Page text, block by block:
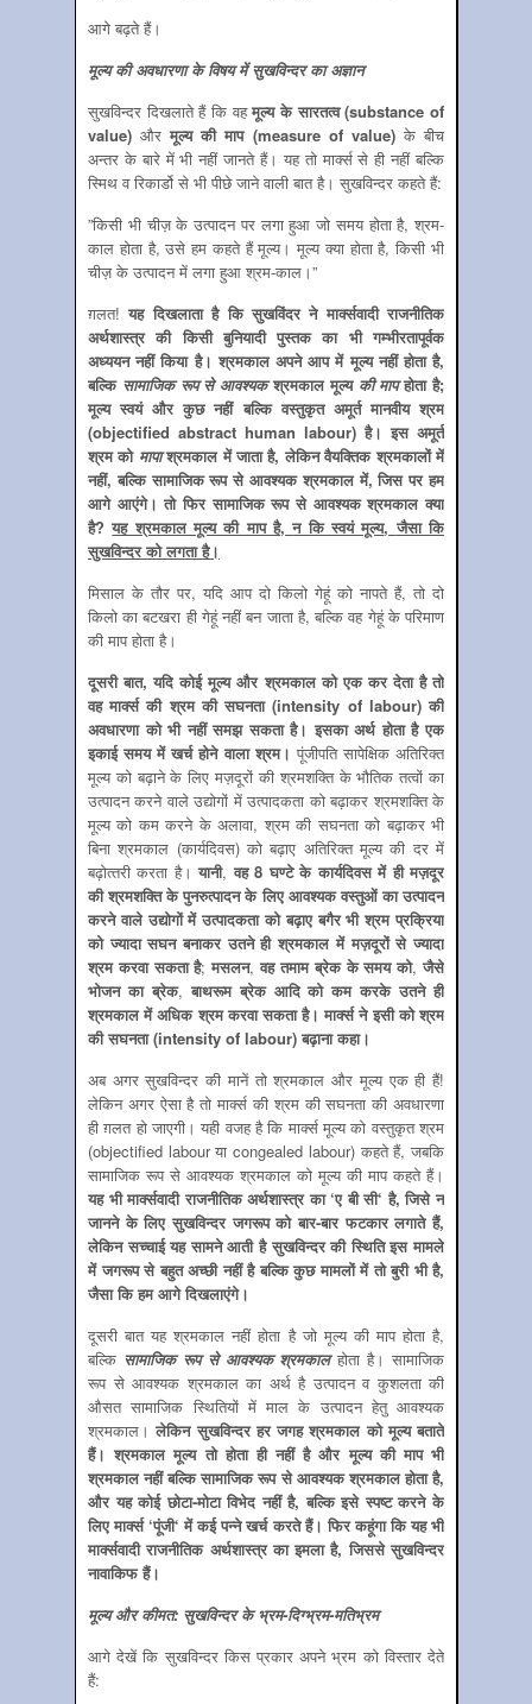
आगे बढ़ते हैं।
मूल्‍य की अवधारणा के विषय में सुखविन्‍दर का अज्ञान
सुखविन्‍दर दिखलाते हैं कि वहमूल्‍य के सारतत्‍व (substance of
value) औरमूल्‍य की माप (measure of value)के बीच
अन्‍तर के बारे में भी नहीं जानते हैं। यह तो मार्क्‍स से ही नहीं बल्कि
स्मिथ व रिकार्डो से भी पीछे जाने वाली बात है। सुखविन्दर कहते हैं:
”किसी भी चीज़ के उत्पादन पर लगा हुआ जो समय होता है, श्रम-
काल होता है, उसे हम कहते हैं मूल्य। मूल्य क्या होता है, किसी भी
चीज़ के उत्पादन में लगा हुआ श्रम-काल।”
ग़लत!यह दिखलाता है कि सुखविंदर ने मार्क्सवादी राजनीतिक
अर्थशास्त्र की किसी बुनियादी पुस्तक का भी गम्‍भीरतापूर्वक
अध्ययन नहीं किया है। श्रमकाल अपने आप में मूल्य नहीं होता है,
बल्कि सामाजिक रूप से आवश्‍यकश्रमकाल मूल्‍य की मापहोता है;
मूल्‍य स्‍वयं और कुछ नहीं बल्कि वस्‍तुकृत अमूर्त मानवीय श्रम
(objectified abstract human labour) है। इस अमूर्त
श्रम को मापाश्रमकाल में जाता है, लेकिन वैयक्तिक श्रमकालों में
नहीं, बल्कि सामाजिक रूप से आवश्‍यक श्रमकाल में,जिस पर हम
आगे आएंगे। तो फिर सामाजिक रूप से आवश्‍यक श्रमकाल क्‍या
है?यह श्रमकाल मूल्‍य की माप है,न कि स्‍वयं मूल्‍य, जैसा कि
सुखविन्‍दर को लगता है।
मिसाल के तौर पर, यदि आप दो किलो गेहूं को नापते हैं, तो दो
किलो का बटखरा ही गेहूं नहीं बन जाता है, बल्कि वह गेहूं के परिमाण
की माप होता है।
दूसरी बात,यदि कोई मूल्‍य और श्रमकाल को एक कर देता है तो
वह मार्क्‍स की श्रम की सघनता (intensity of labour) की
अवधारणा को भी नहीं समझ सकता है। इसका अर्थ होता है एक
इकाई समय में खर्च होने वाला श्रम। पूंजीपति सापेक्षिक अतिरिक्‍त
मूल्‍य को बढ़ाने के लिए मज़दूरों की श्रमशक्ति के भौतिक तत्‍वों का
उत्‍पादन करने वाले उद्योगों में उत्‍पादकता को बढ़ाकर श्रमशक्ति के
मूल्‍य को कम करने के अलावा, श्रम की सघनता को बढ़ाकर भी
बिना श्रमकाल (कार्यदिवस) को बढ़ाए अतिरिक्‍त मूल्‍य की दर में
बढ़ोत्‍तरी करता है।यानी, वह 8 घण्‍टे के कार्यदिवस में ही मज़दूर
की श्रमशक्ति के पुनरुत्‍पादन के लिए आवश्‍यक वस्‍तुओं का उत्‍पादन
करने वाले उद्योगों में उत्‍पादकता को बढ़ाए बगैर भी श्रम प्रक्रिया
को ज्‍यादा सघन बनाकर उतने ही श्रमकाल में मज़दूरों से ज्‍यादा
श्रम करवा सकता है;मसलन,वह तमाम ब्रेक के समय को,जैसे
भोजन का ब्रेक, बाथरूम ब्रेक आदि को कम करके उतने ही
श्रमकाल में अधिक श्रम करवा सकता है। मार्क्‍स ने इसी को श्रम
की सघनता (intensity of labour) बढ़ाना कहा।
अब अगर सुखविन्‍दर की मानें तो श्रमकाल और मूल्‍य एक ही हैं!
लेकिन अगर ऐसा है तो मार्क्‍स की श्रम की सघनता की अवधारणा
ही ग़लत हो जाएगी। यही वजह है कि मार्क्‍स मूल्‍य को वस्‍तुकृत श्रम
(objectified labour या congealed labour) कहते हैं, जबकि
सामाजिक रूप से आवश्‍यक श्रमकाल को मूल्‍य की माप कहते हैं।
यह भी मार्क्‍सवादी राजनीतिक अर्थशास्‍त्र का‘ए बी सी‘ है,जिसे न
जानने के लिए सुखविन्‍दर जगरूप को बार-बार फटकार लगाते हैं,
लेकिन सच्‍चाई यह सामने आती है सुखविन्‍दर की स्थिति इस मामले
में जगरूप से बहुत अच्‍छी नहीं है बल्कि कुछ मामलों में तो बुरी भी है,
जैसा कि हम आगे दिखलाएंगे।
दूसरी बात यह श्रमकाल नहीं होता है जो मूल्‍य की माप होता है,
बल्कि सामाजिक रूप से आवश्‍यक श्रमकालहोता है। सामाजिक
रूप से आवश्‍यक श्रमकाल का अर्थ है उत्‍पादन व कुशलता की
औसत सामाजिक स्थितियों में माल के उत्‍पादन हेतु आवश्‍यक
श्रमकाल।लेकिन सुखविन्‍दर हर जगह श्रमकाल को मूल्‍य बताते
हैं। श्रमकाल मूल्‍य तो होता ही नहीं है और मूल्‍य की माप भी
श्रमकाल नहीं बल्कि सामाजिक रूप से आवश्‍यक श्रमकाल होता है,
और यह कोई छोटा-मोटा विभेद नहीं है, बल्कि इसे स्‍पष्‍ट करने के
लिए मार्क्‍स‘पूंजी‘ में कई पन्‍ने खर्च करते हैं। फिर कहूंगा कि यह भी
मार्क्‍सवादी राजनीतिक अर्थशास्‍त्र का इमला है, जिससे सुखविन्‍दर
नावाकिफ हैं।
मूल्‍य और कीमत: सुखविन्‍दर के भ्रम-दिग्‍भ्रम-मतिभ्रम
आगे देखें कि सुखविन्‍दर किस प्रकार अपने भ्रम को विस्‍तार देते
हैं: